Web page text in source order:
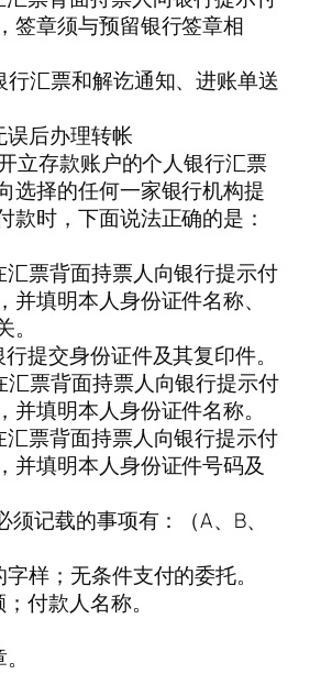
签章须与预留银行签章相
行汇票和解讫通知、进账单送
误后办理转帐
立存款账户的个人银行汇票
选择的任何一家银行机构提
款时，下面说法正确的是：
汇票背面持票人向银行提示付
并填明本人身份证件名称、
提交身份证件及其复印件。
汇票背面持票人向银行提示付
并填明本人身份证件名称。
汇票背面持票人向银行提示付
并填明本人身份证件号码及
须记载的事项有：（A、B、
样；无条件支付的委托。
付款人名称。